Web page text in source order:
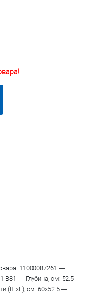
11000087261 —
B81 — Глубина, см: 52.5
(ШхГ), см: 60х52.5 —